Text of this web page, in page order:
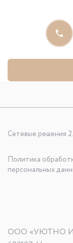
Сетевые решения
Политика
персональных
ООО «УЮТНО И